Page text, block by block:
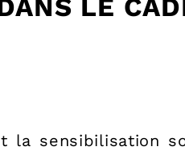
LE
la sensibilisation